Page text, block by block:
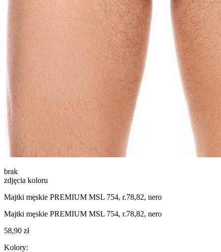
brak
zdjęcia koloru
Majtki męskie PREMIUM MSL 754, r.78,82, nero
Majtki męskie PREMIUM MSL 754, r.78,82, nero
58,90 zł
Kolory: